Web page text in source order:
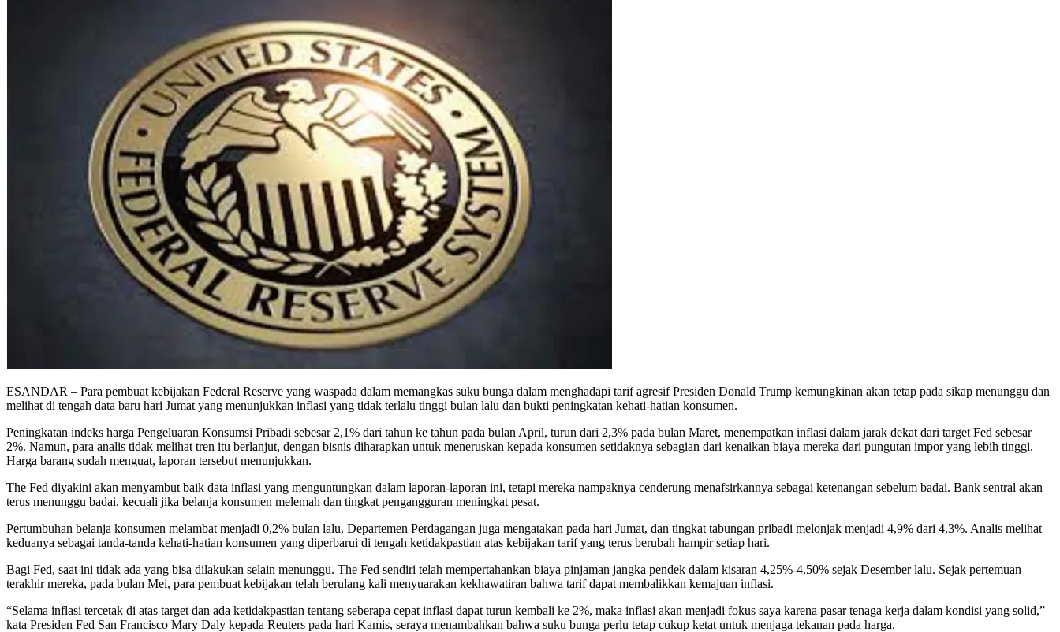
ESANDAR – Para pembuat kebijakan Federal Reserve yang waspada dalam memangkas suku bunga dalam menghadapi tarif agresif Presiden Donald Trump kemungkinan akan tetap pada sikap menunggu dan
melihat di tengah data baru hari Jumat yang menunjukkan inflasi yang tidak terlalu tinggi bulan lalu dan bukti peningkatan kehati-hatian konsumen.
Peningkatan indeks harga Pengeluaran Konsumsi Pribadi sebesar 2,1% dari tahun ke tahun pada bulan April, turun dari 2,3% pada bulan Maret, menempatkan inflasi dalam jarak dekat dari target Fed sebesar
2%. Namun, para analis tidak melihat tren itu berlanjut, dengan bisnis diharapkan untuk meneruskan kepada konsumen setidaknya sebagian dari kenaikan biaya mereka dari pungutan impor yang lebih tinggi.
Harga barang sudah menguat, laporan tersebut menunjukkan.
The Fed diyakini akan menyambut baik data inflasi yang menguntungkan dalam laporan-laporan ini, tetapi mereka nampaknya cenderung menafsirkannya sebagai ketenangan sebelum badai. Bank sentral akan
terus menunggu badai, kecuali jika belanja konsumen melemah dan tingkat pengangguran meningkat pesat.
Pertumbuhan belanja konsumen melambat menjadi 0,2% bulan lalu, Departemen Perdagangan juga mengatakan pada hari Jumat, dan tingkat tabungan pribadi melonjak menjadi 4,9% dari 4,3%. Analis melihat
keduanya sebagai tanda-tanda kehati-hatian konsumen yang diperbarui di tengah ketidakpastian atas kebijakan tarif yang terus berubah hampir setiap hari.
Bagi Fed, saat ini tidak ada yang bisa dilakukan selain menunggu. The Fed sendiri telah mempertahankan biaya pinjaman jangka pendek dalam kisaran 4,25%-4,50% sejak Desember lalu. Sejak pertemuan
terakhir mereka, pada bulan Mei, para pembuat kebijakan telah berulang kali menyuarakan kekhawatiran bahwa tarif dapat membalikkan kemajuan inflasi.
“Selama inflasi tercetak di atas target dan ada ketidakpastian tentang seberapa cepat inflasi dapat turun kembali ke 2%, maka inflasi akan menjadi fokus saya karena pasar tenaga kerja dalam kondisi yang solid,”
kata Presiden Fed San Francisco Mary Daly kepada Reuters pada hari Kamis, seraya menambahkan bahwa suku bunga perlu tetap cukup ketat untuk menjaga tekanan pada harga.